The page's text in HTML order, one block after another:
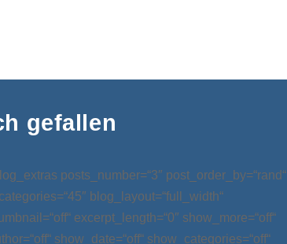
gefallen
posts_number=“3″ post_order_by=“rand“
blog_layout=“full_width“
excerpt_length=“0″ show_more=“off“
show_date=“off“ show_categories=“off“